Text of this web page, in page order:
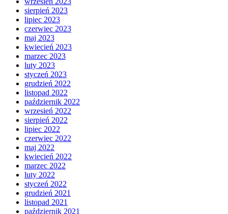
sierpień 2023
lipiec 2023
czerwiec 2023
maj 2023
kwiecień 2023
marzec 2023
luty 2023
styczeń 2023
grudzień 2022
listopad 2022
październik 2022
wrzesień 2022
sierpień 2022
lipiec 2022
czerwiec 2022
maj 2022
kwiecień 2022
marzec 2022
luty 2022
styczeń 2022
grudzień 2021
listopad 2021
październik 2021